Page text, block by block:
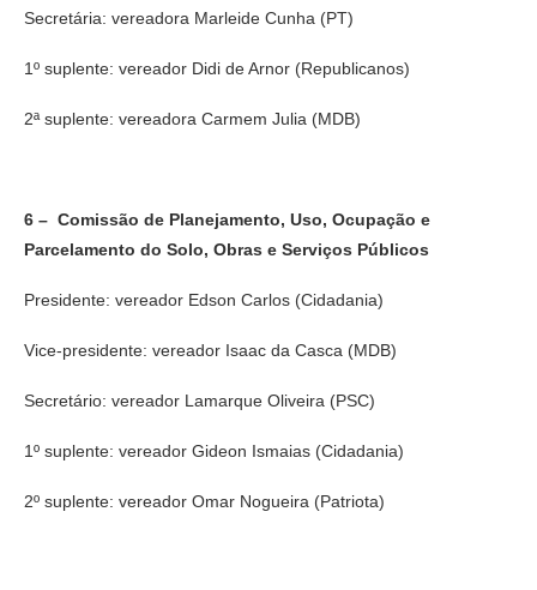
Secretária: vereadora Marleide Cunha (PT)
1º suplente: vereador Didi de Arnor (Republicanos)
2ª suplente: vereadora Carmem Julia (MDB)
6 – Comissão de Planejamento, Uso, Ocupação e
Parcelamento do Solo, Obras e Serviços Públicos
Presidente: vereador Edson Carlos (Cidadania)
Vice-presidente: vereador Isaac da Casca (MDB)
Secretário: vereador Lamarque Oliveira (PSC)
1º suplente: vereador Gideon Ismaias (Cidadania)
2º suplente: vereador Omar Nogueira (Patriota)